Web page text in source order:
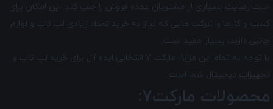
است رضایت بسیاری از مشتریان عمده ‌فروش را جلب کند. این امکان برای
کسب و کارها و شرکت‌ هایی که نیاز به خرید تعداد زیادی لپ تاپ و لوازم
جانبی دارند، بسیار مفید است.
با توجه به تمام این مزایا، مارکت 7 انتخابی ایده ‌آل برای خرید لپ ‌تاپ و
تجهیزات دیجیتال شما است.
محصولات مارکت7: